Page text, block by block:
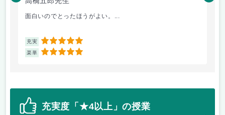
面白いのでとったほうがよい。...
充実 5
楽単 5
充実度「★4以上」の授業